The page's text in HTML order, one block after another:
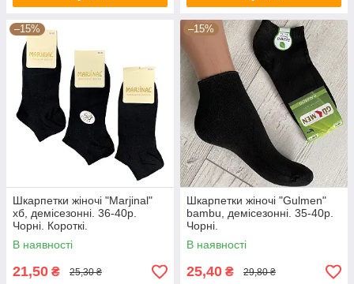
–15%
Шкарпетки жіночі "Marjinal"
хб, демісезонні. 36-40р.
Чорні. Короткі.
В наявності
21,50 ₴ 25,30 ₴
–15%
Шкарпетки жіночі "Gulmen"
bambu, демісезонні. 35-40р.
Чорні.
В наявності
25,40 ₴ 29,80 ₴